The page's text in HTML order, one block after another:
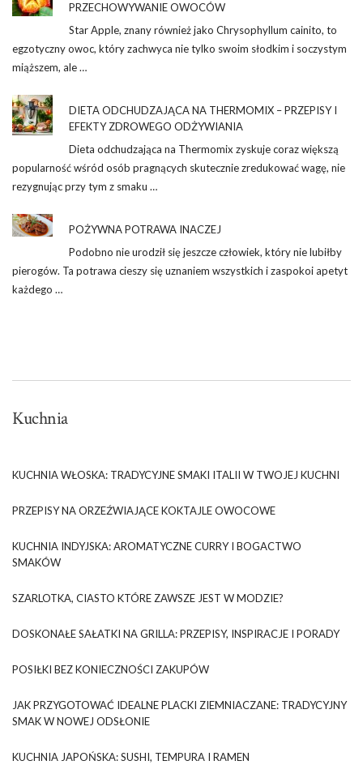
PRZECHOWYWANIE OWOCÓW
Star Apple, znany również jako Chrysophyllum cainito, to
egzotyczny owoc, który zachwyca nie tylko swoim słodkim i soczystym
miąższem, ale …
DIETA ODCHUDZAJĄCA NA THERMOMIX – PRZEPISY I
EFEKTY ZDROWEGO ODŻYWIANIA
Dieta odchudzająca na Thermomix zyskuje coraz większą
popularność wśród osób pragnących skutecznie zredukować wagę, nie
rezygnując przy tym z smaku …
POŻYWNA POTRAWA INACZEJ
Podobno nie urodził się jeszcze człowiek, który nie lubiłby
pierogów. Ta potrawa cieszy się uznaniem wszystkich i zaspokoi apetyt
każdego …
Kuchnia
KUCHNIA WŁOSKA: TRADYCYJNE SMAKI ITALII W TWOJEJ KUCHNI
PRZEPISY NA ORZEŹWIAJĄCE KOKTAJLE OWOCOWE
KUCHNIA INDYJSKA: AROMATYCZNE CURRY I BOGACTWO
SMAKÓW
SZARLOTKA, CIASTO KTÓRE ZAWSZE JEST W MODZIE?
DOSKONAŁE SAŁATKI NA GRILLA: PRZEPISY, INSPIRACJE I PORADY
POSIŁKI BEZ KONIECZNOŚCI ZAKUPÓW
JAK PRZYGOTOWAĆ IDEALNE PLACKI ZIEMNIACZANE: TRADYCYJNY
SMAK W NOWEJ ODSŁONIE
KUCHNIA JAPOŃSKA: SUSHI, TEMPURA I RAMEN